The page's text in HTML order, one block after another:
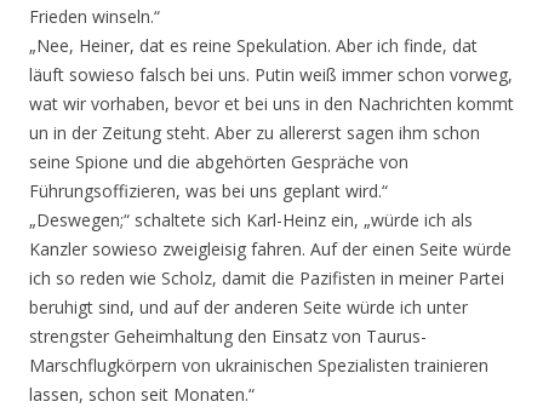
Frieden winseln.“
„Nee, Heiner, dat es reine Spekulation. Aber ich finde, dat
läuft sowieso falsch bei uns. Putin weiß immer schon vorweg,
wat wir vorhaben, bevor et bei uns in den Nachrichten kommt
un in der Zeitung steht. Aber zu allererst sagen ihm schon
seine Spione und die abgehörten Gespräche von
Führungsoffizieren, was bei uns geplant wird.“
„Deswegen;“ schaltete sich Karl-Heinz ein, „würde ich als
Kanzler sowieso zweigleisig fahren. Auf der einen Seite würde
ich so reden wie Scholz, damit die Pazifisten in meiner Partei
beruhigt sind, und auf der anderen Seite würde ich unter
strengster Geheimhaltung den Einsatz von Taurus-
Marschflugkörpern von ukrainischen Spezialisten trainieren
lassen, schon seit Monaten.“